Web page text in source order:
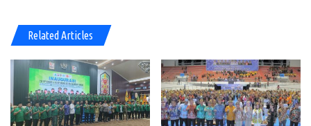
Related Articles